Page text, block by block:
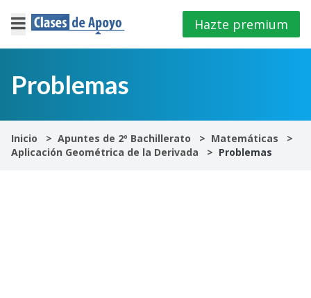
×
sesión
Hazte premium
Problemas
Inicio Apuntes de 2º Bachillerato
Matemáticas
Aplicación Geométrica de la Derivada
Problemas